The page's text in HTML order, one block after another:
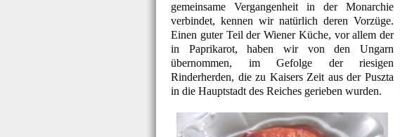
gemeinsame Vergangenheit in der Monarchie
verbindet, kennen wir natürlich deren Vorzüge.
Einen guter Teil der Wiener Küche, vor allem der
in Paprikarot, haben wir von den Ungarn
übernommen, im Gefolge der riesigen
Rinderherden, die zu Kaisers Zeit aus der Puszta
in die Hauptstadt des Reiches gerieben wurden.